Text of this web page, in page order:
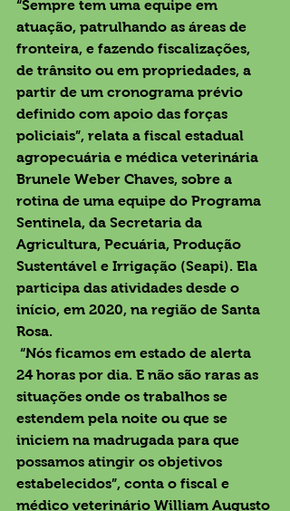
“Sempre tem uma equipe em
atuação, patrulhando as áreas de
fronteira, e fazendo fiscalizações,
de trânsito ou em propriedades, a
partir de um cronograma prévio
definido com apoio das forças
policiais”, relata a fiscal estadual
agropecuária e médica veterinária
Brunele Weber Chaves, sobre a
rotina de uma equipe do Programa
Sentinela, da Secretaria da
Agricultura, Pecuária, Produção
Sustentável e Irrigação (Seapi). Ela
participa das atividades desde o
início, em 2020, na região de Santa
Rosa.
24 horas por dia. E não são raras as
situações onde os trabalhos se
estendem pela noite ou que se
iniciem na madrugada para que
possamos atingir os objetivos
estabelecidos”, conta o fiscal e
médico veterinário William Augusto